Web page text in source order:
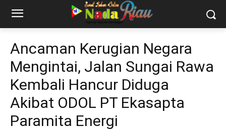
Ancaman Kerugian Negara
Mengintai, Jalan Sungai Rawa
Kembali Hancur Diduga
Akibat ODOL PT Ekasapta
Paramita Energi